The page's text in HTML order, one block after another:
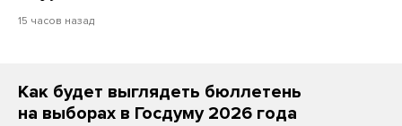
15 часов назад
Как будет выглядеть бюллетень
на выборах в Госдуму 2026 года